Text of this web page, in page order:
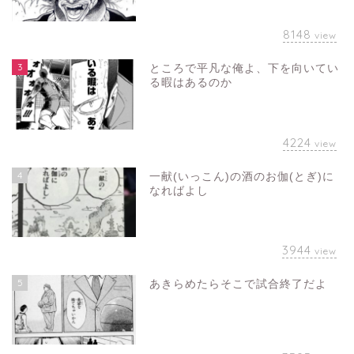
8148 view
3
ところで平凡な俺よ、下を向いてい
る暇はあるのか
4224 view
4
一献(いっこん)の酒のお伽(とぎ)に
なればよし
3944 view
5 あきらめたらそこで試合終了だよ